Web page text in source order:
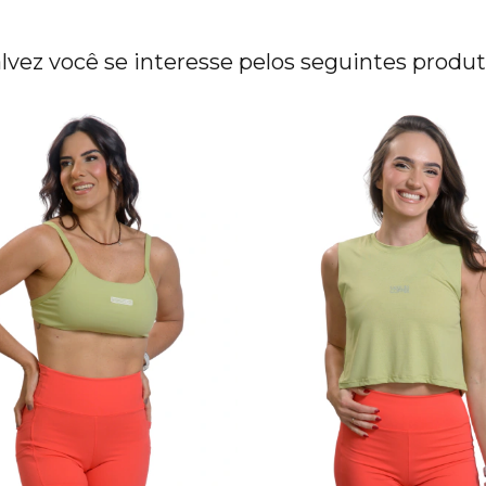
você se interesse pelos seguintes